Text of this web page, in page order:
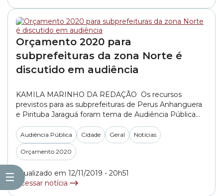
☰
Orçamento 2020 para
subprefeituras da zona Norte é
discutido em audiência
KAMILA MARINHO DA REDAÇÃO Os recursos
previstos para as subprefeituras de Perus Anhanguera
e Pirituba Jaraguá foram tema de Audiência Pública
promovida pela Comissão de Finanças e Orçamento,
para discutir o Orçamento 2020 do município de São
Paulo para a zona Norte. O encontro ocorreu na
Distrital Noroeste da Associação Comercial de São
Audiência Pública Cidade Geral Notícias
Orçamento 2020
Atualizado em 12/11/2019 - 20h51
Acessar notícia